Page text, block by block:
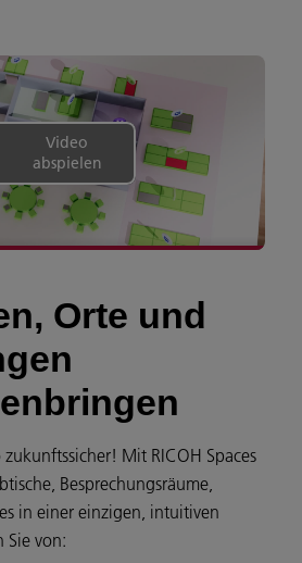
Orte und
Mit RICOH Spaces
Besprechungsräume,
in einer einzigen, intuitiven
Sie von:
Video
abspielen